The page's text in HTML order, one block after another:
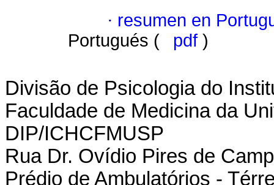
· resumen en
Portugués (
pdf )
Divisão de Psicologia do
Faculdade de Medicina da
DIP/ICHCFMUSP
Rua Dr. Ovídio Pires de
Prédio de Ambulatórios -